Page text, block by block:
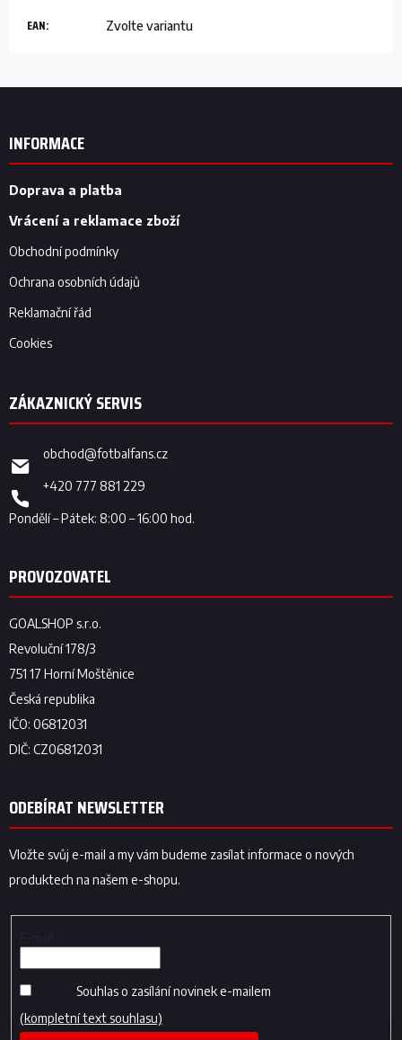
EAN: Zvolte variantu
Z
INFORMACE
Doprava a platba
Vrácení a reklamace zboží
Obchodní podmínky
Ochrana osobních údajů
Reklamační řád
Cookies
obchod@fotbalfans.cz
+420 777 881 229
ODEBÍRAT NEWSLETTER
Vložte svůj e-mail a my vám budeme zasílat informace o nových
produktech na našem e-shopu.
Souhlas o zasílání novinek e-mailem
(kompletní text souhlasu)